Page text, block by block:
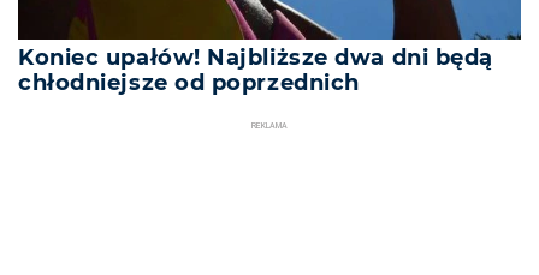
Koniec upałów! Najbliższe dwa dni będą
chłodniejsze od poprzednich
REKLAMA